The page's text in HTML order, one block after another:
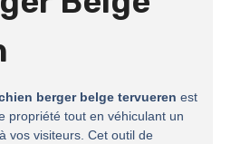
berger belge tervueren est
propriété tout en véhiculant un
vos visiteurs. Cet outil de